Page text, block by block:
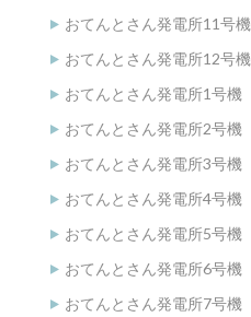
おてんとさん発電所11号機
おてんとさん発電所12号機
おてんとさん発電所1号機
おてんとさん発電所2号機
おてんとさん発電所3号機
おてんとさん発電所4号機
おてんとさん発電所5号機
おてんとさん発電所6号機
おてんとさん発電所7号機